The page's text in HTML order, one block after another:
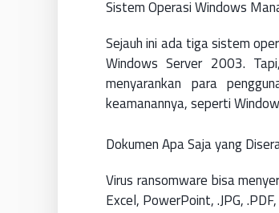
Sistem Operasi Windows
Sejauh ini ada tiga sistem
Windows Server 2003.
menyarankan para
keamanannya, seperti
Dokumen Apa Saja yang
Virus ransomware bisa
Excel, PowerPoint, .JPG,